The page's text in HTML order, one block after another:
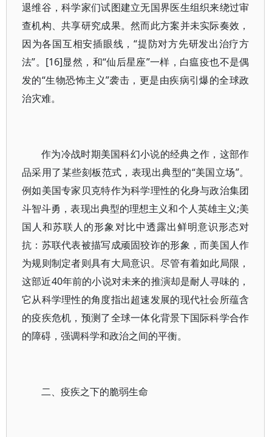
退维谷，科学家们试图建立无国界医生组织来绕过审
查机构、共享研究成果。然而此方案并未实际奏效，
因为各国互相安插眼线，“提防对方先研发出治疗方
法”。[16]显然，和“仙后星座”一样，白瘟疫也不是偶
发的“生物恐怖主义”袭击，更是由疾病引爆的全球政
治灾难。
作为冷战时期美国科幻小说的经典之作，这部作
品采用了某些刻板范式，表现出典型的“美国立场”。
例如美国专家贝克特作为科学理性的化身与政治集团
斗智斗勇，表现出典型的理想主义和个人英雄主义;美
国人和苏联人的形象对比中透露出鲜明意识形态对
抗：苏联代表被描写成顽固狡诈的形象，而美国人作
为规则制定者则具有大局意识。尽管有着如此局限，
这部近40年前的小说对未来的推演却是耐人寻味的，
它从科学理性的角度指出超速发展的现代社会所蕴含
的疫疾危机，预测了全球一体化背景下国际科学合作
的障碍，强调科学和政治之间的平衡。
二、疫疾之下的脆弱生命